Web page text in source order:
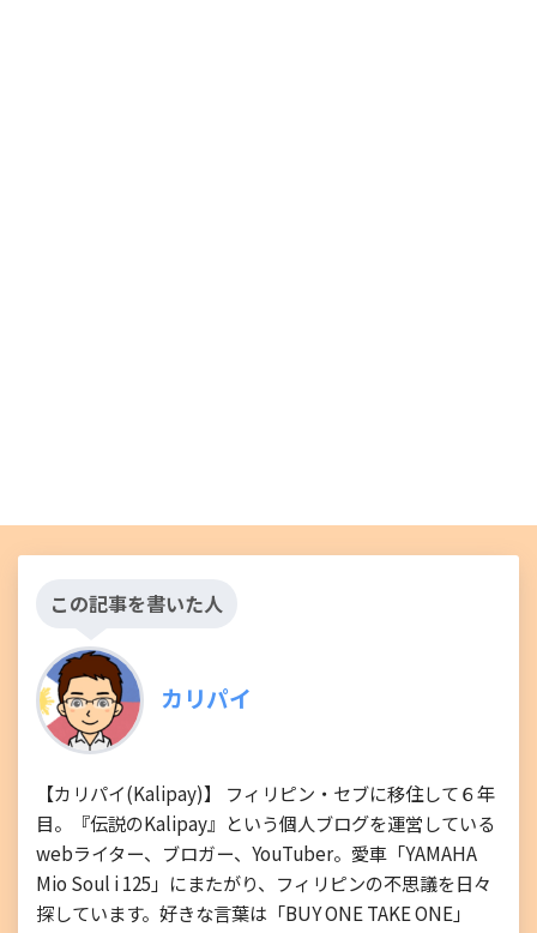
この記事を書いた人
カリパイ
【カリパイ(Kalipay)】 フィリピン・セブに移住して６年
目。『伝説のKalipay』という個人ブログを運営している
webライター、ブロガー、YouTuber。愛車「YAMAHA
Mio Soul i 125」にまたがり、フィリピンの不思議を日々
探しています。好きな言葉は「BUY ONE TAKE ONE」